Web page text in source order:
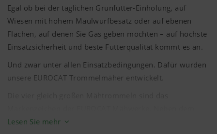
Egal ob bei der täglichen Grünfutter-Einholung, auf
Wiesen mit hohem Maulwurfbesatz oder auf ebenen
Flächen, auf denen Sie Gas geben möchten – auf höchste
Einsatzsicherheit und beste Futterqualität kommt es an.
Und zwar unter allen Einsatzbedingungen. Dafür wurden
unsere EUROCAT Trommelmäher entwickelt.
sauberen Schnittbild sorgen sie vor allem für einen
Lesen Sie mehr